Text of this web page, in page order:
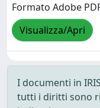
Formato Adobe
Visualizza/Apri
I documenti in
tutti i diritti sono